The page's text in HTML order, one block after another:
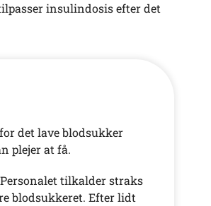
insulindosis efter det
det lave blodsukker
plejer at få.
tilkalder straks
blodsukkeret. Efter lidt